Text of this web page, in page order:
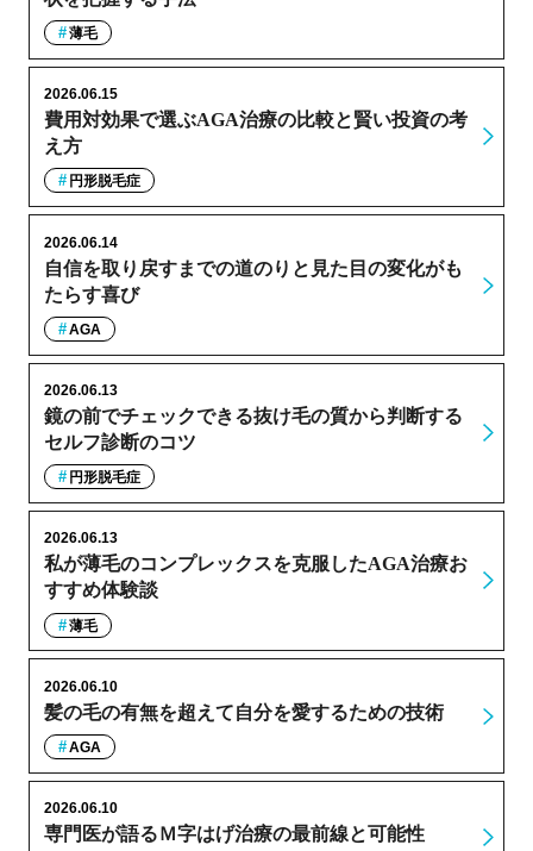
薄毛
費用対効果で選ぶAGA治療の比較と賢い投資の考
え方
2026.06.15
円形脱毛症
自信を取り戻すまでの道のりと見た目の変化がも
たらす喜び
2026.06.14
AGA
鏡の前でチェックできる抜け毛の質から判断する
セルフ診断のコツ
2026.06.13
円形脱毛症
私が薄毛のコンプレックスを克服したAGA治療お
すすめ体験談
2026.06.13
薄毛
髪の毛の有無を超えて自分を愛するための技術
2026.06.10
AGA
専門医が語るＭ字はげ治療の最前線と可能性
2026.06.10